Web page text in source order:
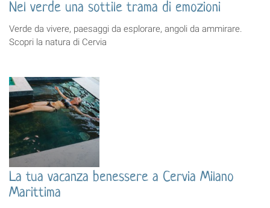
Nel verde una sottile trama di emozioni
Verde da vivere, paesaggi da esplorare, angoli da ammirare.
Scopri la natura di Cervia
La tua vacanza benessere a Cervia Milano
Marittima